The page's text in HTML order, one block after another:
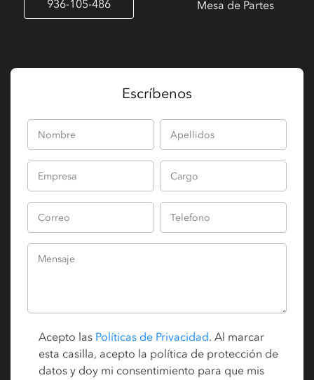
936-105-486 Mesa de Partes
Escríbenos
Acepto las Políticas de Privacidad. Al marcar
esta casilla, acepto la política de protección de
datos y doy mi consentimiento para que mis